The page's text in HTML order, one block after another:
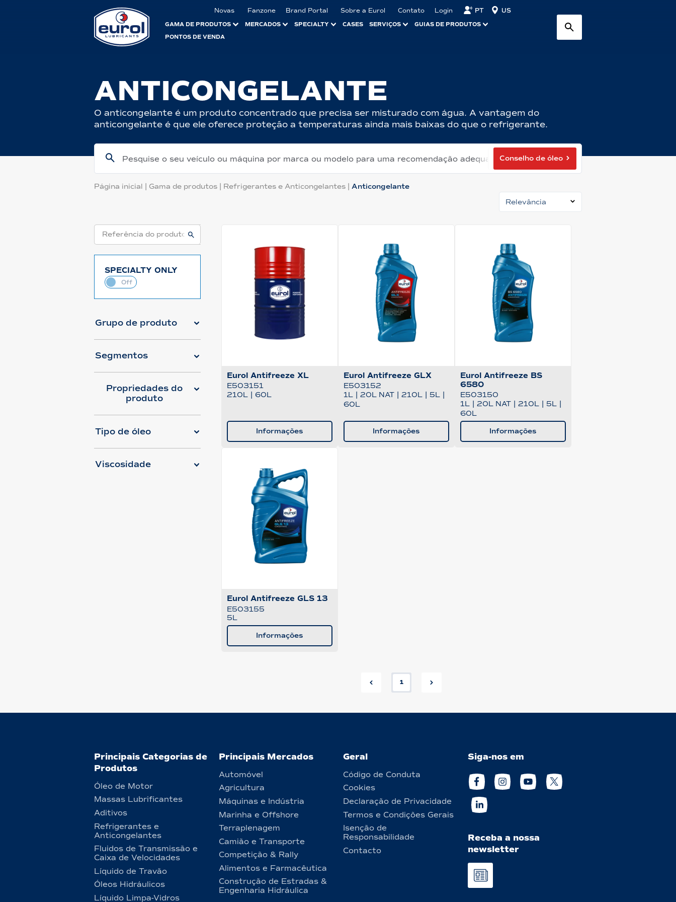
Novas Fanzone Brand Portal Sobre a Eurol Contato Login PT US
GAMA DE PRODUTOS MERCADOS SPECIALTY CASES SERVIÇOS
GUIAS DE PRODUTOS
PONTOS DE VENDA
ANTICONGELANTE
O anticongelante é um produto concentrado que precisa ser misturado com água. A vantagem do
anticongelante é que ele oferece proteção a temperaturas ainda mais baixas do que o refrigerante.
Pesquise o seu veículo ou máquina por marca ou modelo para uma recomendação adequada de óleo
Conselho de óleo
Página inicial Gama de produtos Refrigerantes e Anticongelantes |Anticongelante
Relevância
SPECIALTY ONLY
Grupo de produto
Segmentos
Propriedades do
produto
Tipo de óleo
Viscosidade
Eurol Antifreeze XL
E503151
210L
60L
Informações
Eurol Antifreeze GLX
E503152
1L
20L NAT 210L 5L
60L
Informações
Eurol Antifreeze BS
6580
E503150
1L
20L NAT 210L 5L
60L
Informações
Eurol Antifreeze GLS 13
E503155
5L
Informações
1
Principais Categorias de
Produtos
Óleo de Motor
Massas Lubrificantes
Aditivos
Refrigerantes e
Anticongelantes
Fluidos de Transmissão e
Caixa de Velocidades
Líquido de Travão
Óleos Hidráulicos
Líquido Limpa-Vidros
Principais Mercados
Automóvel
Agricultura
Máquinas e Indústria
Marinha e Offshore
Terraplenagem
Camião e Transporte
Competição & Rally
Alimentos e Farmacêutica
Construção de Estradas &
Engenharia Hidráulica
Geral
Código de Conduta
Cookies
Declaração de Privacidade
Termos e Condições Gerais
Isenção de
Responsabilidade
Contacto
Siga-nos em
Receba a nossa
newsletter